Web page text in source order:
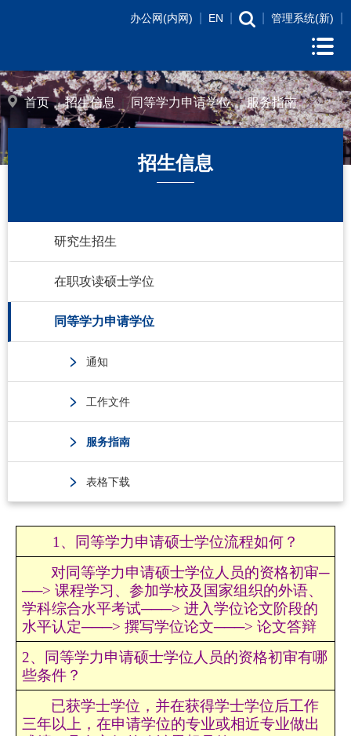
办公网(内网) EN 管理系统(新)
首页 招生信息 同等学力申请学位 服务指南
招生信息
研究生招生
在职攻读硕士学位
同等学力申请学位
通知
工作文件
服务指南
表格下载
1、同等学力申请硕士学位流程如何？
对同等学力申请硕士学位人员的资格初审─
──> 课程学习、参加学校及国家组织的外语、
学科综合水平考试───> 进入学位论文阶段的
水平认定───> 撰写学位论文───> 论文答辩
2、同等学力申请硕士学位人员的资格初审有哪
些条件？
已获学士学位，并在获得学士学位后工作
三年以上，在申请学位的专业或相近专业做出